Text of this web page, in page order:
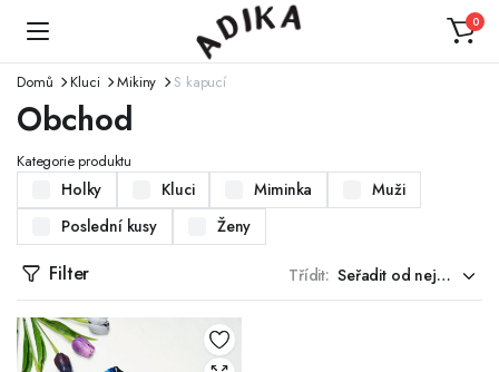
0
Domů Kluci Mikiny S kapucí
Obchod
Kategorie produktu
Holky Kluci Miminka
Muži
Poslední kusy
Ženy
Filter Třídit: